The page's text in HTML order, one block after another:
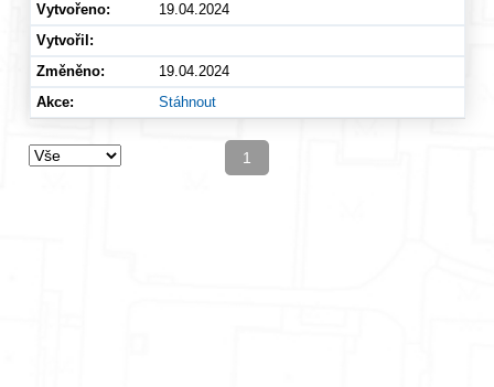
19.04.2024
19.04.2024
Stáhnout
1